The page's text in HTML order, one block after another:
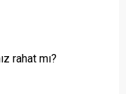
rahat mı?